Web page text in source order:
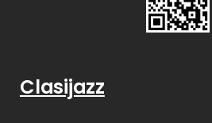
Clasijazz